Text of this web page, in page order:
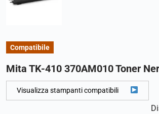
Compatibile
Mita TK-410 370AM010 Toner
Visualizza stampanti compatibili